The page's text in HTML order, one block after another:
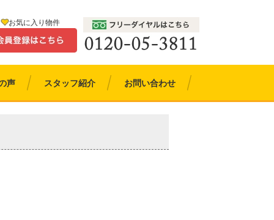
お気に入り物件
声 スタッフ紹介 お問い合わせ